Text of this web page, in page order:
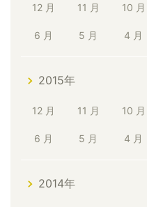
12 月 11 月 10 月
6 月 5 月 4 月
2015年
12 月 11 月 10 月
6 月 5 月 4 月
2014年